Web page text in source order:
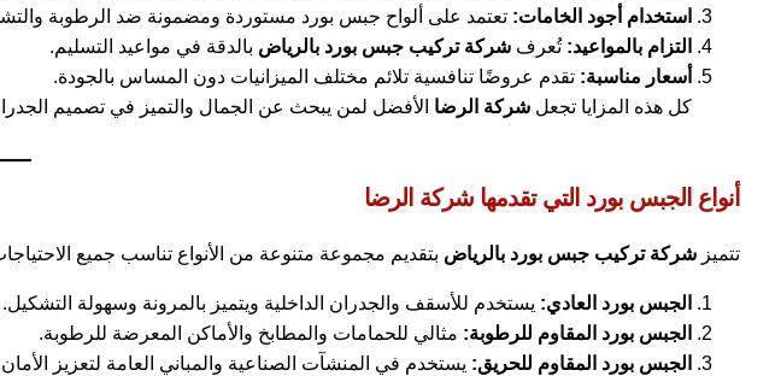
استخدام أجود الخامات: تعتمد على ألواح جبس بورد مستوردة ومضمونة ضد الرطوبة
التزام بالمواعيد: تُعرف شركة تركيب جبس بورد بالرياض بالدقة في مواعيد التسليم.
أسعار مناسبة: تقدم عروضًا تنافسية تلائم مختلف الميزانيات دون المساس بالجودة.
كل هذه المزايا تجعل شركة الرضا الأفضل لمن يبحث عن الجمال والتميز في تصميم
أنواع الجبس بورد التي تقدمها شركة الرضا
تتميز شركة تركيب جبس بورد بالرياض بتقديم مجموعة متنوعة من الأنواع تناسب جميع
الجبس بورد العادي: يستخدم للأسقف والجدران الداخلية ويتميز بالمرونة وسهولة التشكيل.
الجبس بورد المقاوم للرطوبة: مثالي للحمامات والمطابخ والأماكن المعرضة للرطوبة.
الجبس بورد المقاوم للحريق: يستخدم في المنشآت الصناعية والمباني العامة لتعزيز